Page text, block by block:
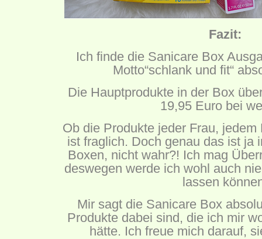
Fazit:
Ich finde die Sanicare Box
Motto“schlank und fit“
Die Hauptprodukte in der Box
19,95 Euro bei
Ob die Produkte jeder Frau,
ist fraglich. Doch genau das ist ja
Boxen, nicht wahr?! Ich mag
deswegen werde ich wohl auch
lassen
Mir sagt die Sanicare Box
Produkte dabei sind, die ich mir
hätte. Ich freue mich darauf,